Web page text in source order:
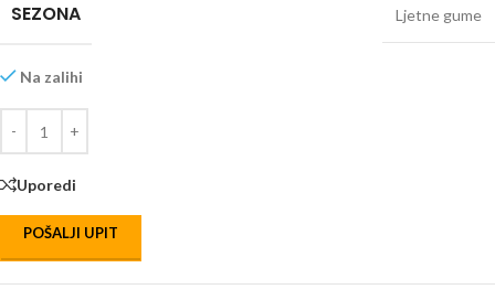
SEZONA Ljetne gume
Na zalihi
Uporedi
POŠALJI UPIT